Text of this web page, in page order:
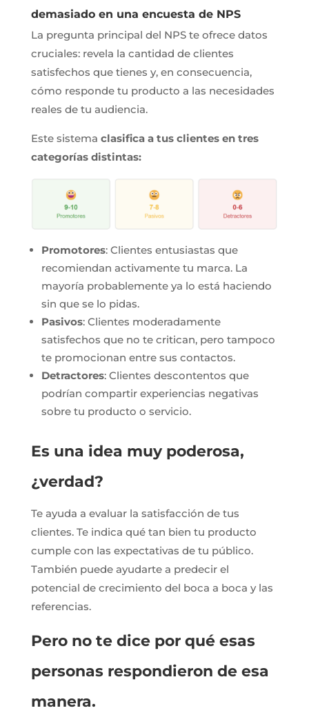
demasiado en una encuesta de NPS
La pregunta principal del NPS te ofrece datos
cruciales: revela la cantidad de clientes
satisfechos que tienes y, en consecuencia,
cómo responde tu producto a las necesidades
reales de tu audiencia.
Este sistema clasifica a tus clientes en tres
categorías distintas:
Promotores: Clientes entusiastas que
recomiendan activamente tu marca. La
mayoría probablemente ya lo está haciendo
sin que se lo pidas.
Pasivos: Clientes moderadamente
satisfechos que no te critican, pero tampoco
te promocionan entre sus contactos.
Detractores: Clientes descontentos que
podrían compartir experiencias negativas
sobre tu producto o servicio.
Es una idea muy poderosa,
¿verdad?
Te ayuda a evaluar la satisfacción de tus
clientes. Te indica qué tan bien tu producto
cumple con las expectativas de tu público.
También puede ayudarte a predecir el
potencial de crecimiento del boca a boca y las
referencias.
Pero no te dice por qué esas
personas respondieron de esa
manera.